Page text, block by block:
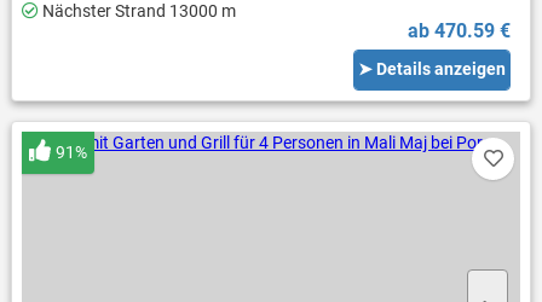
Nächster Strand 13000 m
ab 470.59 €
➤ Details anzeigen
91%